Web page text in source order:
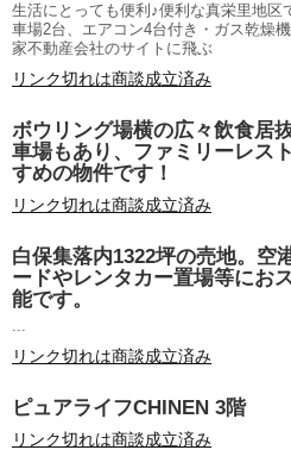
生活にとっても便利♪便利な真栄里地区
車場2台、エアコン4台付き・ガス乾
家不動産会社のサイトに飛ぶ
リンク切れは商談成立済み
ボウリング場横の広々飲食居
車場もあり、ファミリーレス
すめの物件です！
リンク切れは商談成立済み
白保集落内1322坪の売地。空
ードやレンタカー置場等にお
能です。
...
リンク切れは商談成立済み
ピュアライフCHINEN 3階
リンク切れは商談成立済み